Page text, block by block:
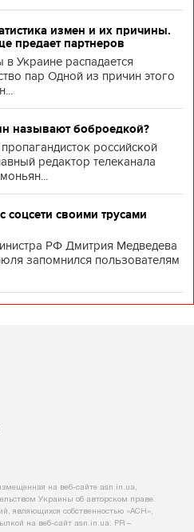
измен и их причины.
предает партнеров
в Украине распадается
пар Одной из причин этого
называют боброедкой?
российской
редактор телеканала
соцсети своими трусами
РФ Дмитрия Медведева
запомнился пользователям
на веб-сайте asn.in.ua,
Украины об авторском праве.
являющихся собственностью «АСН»,
на веб-сайт asn.іn.ua. PR –